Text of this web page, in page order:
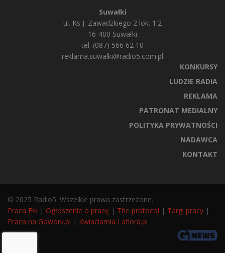
Suwałki
ul. Ks J. Zawadzkiego 2 lok. 1.2
16-400 Suwałki
tel. (087) 566 62 10
reklama.suwalki@radio5.com.pl
KONKURSY
LUDZIE RADIA
REKLAMA
PATRONAT MEDIALNY
POLITYKA PRYWATNOŚCI
NADAWCA
KONTAKT
© 2025 Radio5. Wszelkie prawa zastrzeżone.
Praca Ełk | Ogłoszenie o pracę | The protocol | Targi pracy |
Praca na Gowork.pl | Kwiaciarnia Laflora.pl